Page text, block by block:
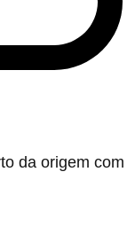
da origem com